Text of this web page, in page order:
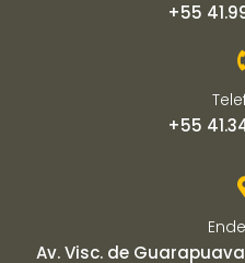
+55
+55
Av. Visc. de